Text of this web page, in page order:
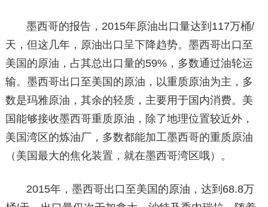
墨西哥的报告，2015年原油出口量达到117万桶/
天，但这几年，原油出口呈下降趋势。墨西哥出口至
美国的原油，占其总出口量的59%，多数通过油轮运
输。墨西哥出口至美国的原油，以重质原油为主，多
数是玛雅原油，其余的轻质，主要用于国内消费。美
国能够接收墨西哥重质原油，除了地理位置较近外，
美国湾区的炼油厂，多数都能加工墨西哥的重质原油
（美国最大的焦化装置，就在墨西哥湾区哦）。
2015年，墨西哥出口至美国的原油，达到68.8万